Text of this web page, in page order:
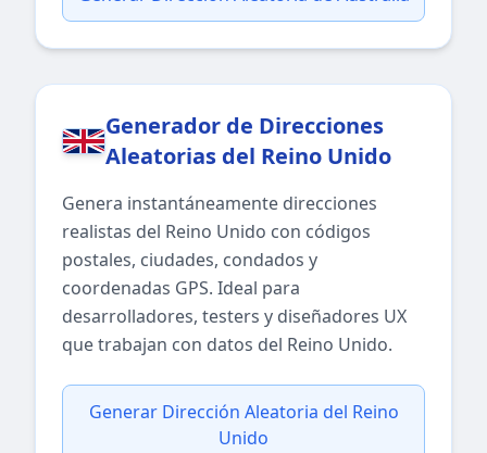
Generador de Direcciones
Aleatorias del Reino Unido
Genera instantáneamente direcciones
realistas del Reino Unido con códigos
postales, ciudades, condados y
coordenadas GPS. Ideal para
desarrolladores, testers y diseñadores UX
que trabajan con datos del Reino Unido.
Generar Dirección Aleatoria del Reino
Unido